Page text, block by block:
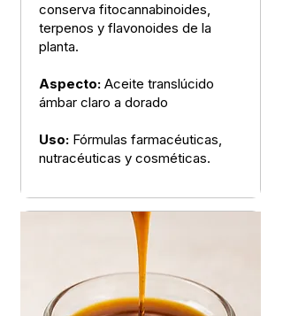
conserva fitocannabinoides,
terpenos y flavonoides de la
planta.
Aspecto: Aceite translúcido
ámbar claro a dorado
Uso: Fórmulas farmacéuticas,
nutracéuticas y cosméticas.